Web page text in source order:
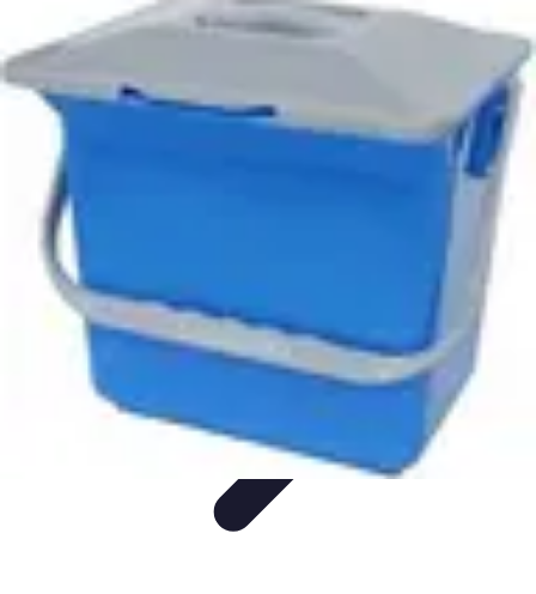
Code Simplifié
Développement Logiciel
Écriture de CodeÉvaluation et
Optimisation
Code Simplifié